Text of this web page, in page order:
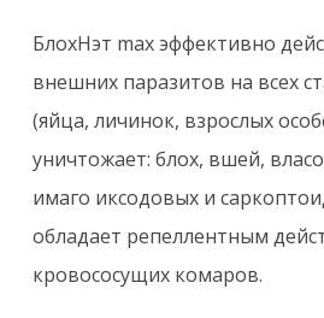
БлохНэт max эффективно
внешних паразитов на всех
(яйца, личинок, взрослых
уничтожает: блох, вшей,
имаго иксодовых и
обладает репеллентным
кровососущих комаров.